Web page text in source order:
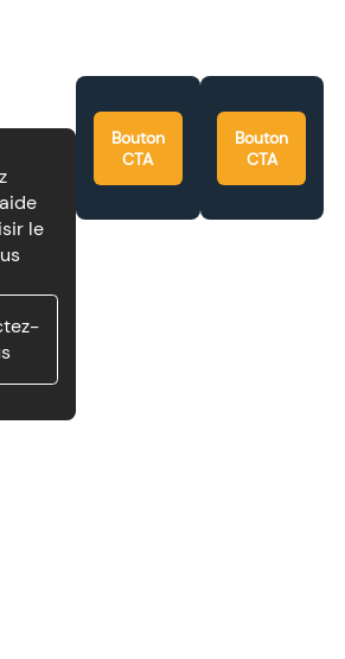
le
Bouton
CTA
Bouton
CTA